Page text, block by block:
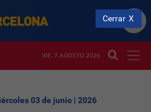
VIE. 7 AGOSTO 2026
03 de junio | 2026
Cerrar